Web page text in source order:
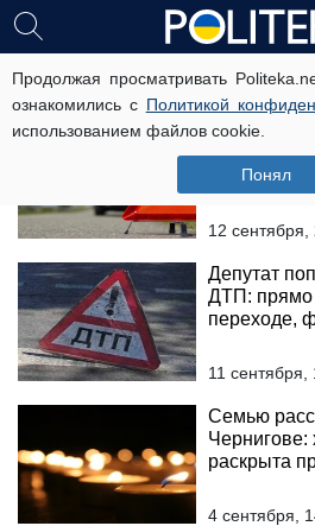
Продолжая просматривать
ознакомились с Политикой
использованием файлов cookie.
Понял
чернигов
Депутата-
«оснований
12 сентября,
Депутат
ДТП: прямо
переходе,
11 сентября,
Семью
Чернигове:
раскрыта
4 сентября,